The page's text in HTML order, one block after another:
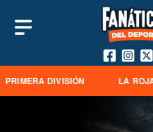
PRIMERA DIVISIÓN LA